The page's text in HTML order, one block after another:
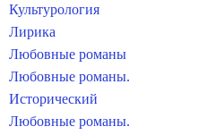
Культурология
Лирика
Любовные романы
Любовные романы.
Исторический
Любовные романы.